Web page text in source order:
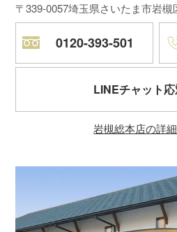
〒339-0057埼玉県さいたま市岩槻
0120-393-501
LINEチャット
岩槻総本店の詳